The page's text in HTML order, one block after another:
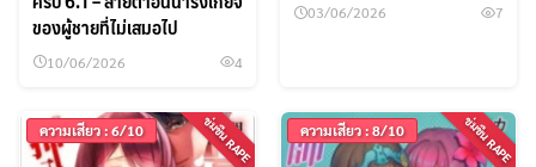
ของผู้ชายที่ไม่เสมอไป
10/06/2026 4
03/06/2026 7
ข่มขืน RAPE
ความเสียว : 6/10 ข่มขืน RAPE
ความเสียว : 8/10